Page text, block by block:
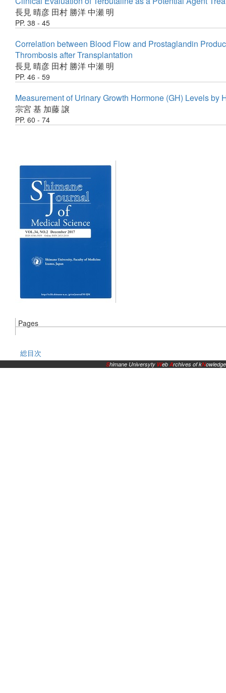
長見 晴彦 田村 勝洋 中瀬 明
PP. 38 - 45
Correlation between Blood Flow and Prostaglandin
Thrombosis after Transplantation
長見 晴彦 田村 勝洋 中瀬 明
PP. 46 - 59
Measurement of Urinary Growth Hormone (GH) Levels
宗宮 基 加藤 譲
PP. 60 - 74
Pages
総目次
Shimane Universyty WebArchives of kNowledge